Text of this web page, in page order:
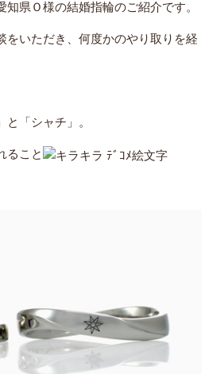
県Ｏ様の結婚指輪のご紹介です。
をいただき、何度かのやり取りを経
と「シャチ」。
ること